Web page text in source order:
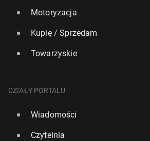
Motoryzacja
Kupię / Sprzedam
Towarzyskie
DZIAŁY PORTALU
Wiadomości
Czytelnia